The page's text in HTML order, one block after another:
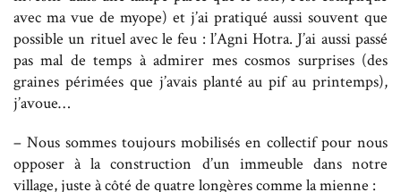
avec ma vue de myope) et j’ai pratiqué aussi souvent que
possible un rituel avec le feu : l’Agni Hotra. J’ai aussi passé
pas mal de temps à admirer mes cosmos surprises (des
graines périmées que j’avais planté au pif au printemps),
j’avoue…
– Nous sommes toujours mobilisés en collectif pour nous
opposer à la construction d’un immeuble dans notre
village, juste à côté de quatre longères comme la mienne :